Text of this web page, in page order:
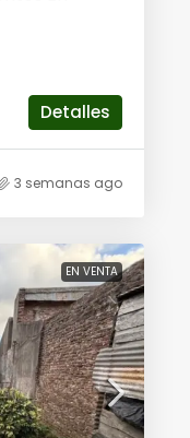
Detalles
3 semanas ago
EN VENTA